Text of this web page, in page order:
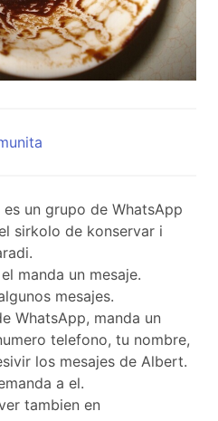
un grupo de WhatsApp
sirkolo de konservar i
manda un mesaje.
mesajes.
WhatsApp, manda un
telefono, tu nombre,
los mesajes de Albert.
a el.
tambien en